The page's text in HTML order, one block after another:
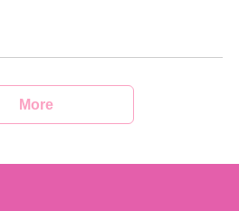
More